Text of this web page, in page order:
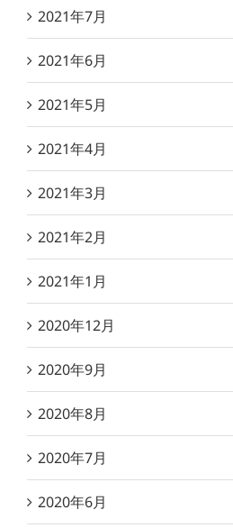
2021年7月
2021年6月
2021年5月
2021年4月
2021年3月
2021年2月
2021年1月
2020年12月
2020年9月
2020年8月
2020年7月
2020年6月